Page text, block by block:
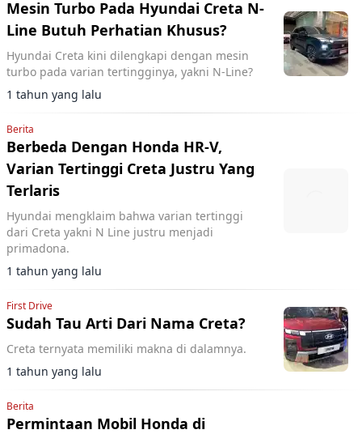
Mesin Turbo Pada Hyundai Creta N-
Line Butuh Perhatian Khusus?
Hyundai Creta kini dilengkapi dengan mesin
turbo pada varian tertingginya, yakni N-Line?
1 tahun yang lalu
Berita
Berbeda Dengan Honda HR-V,
Varian Tertinggi Creta Justru Yang
Terlaris
Hyundai mengklaim bahwa varian tertinggi
dari Creta yakni N Line justru menjadi
primadona.
1 tahun yang lalu
First Drive
Sudah Tau Arti Dari Nama Creta?
Creta ternyata memiliki makna di dalamnya.
1 tahun yang lalu
Berita
Permintaan Mobil Honda di